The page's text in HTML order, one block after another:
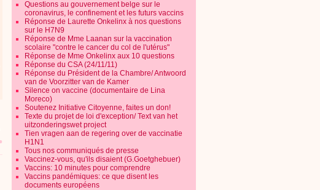
Questions au gouvernement belge sur le
coronavirus, le confinement et les futurs vaccins
Réponse de Laurette Onkelinx à nos questions
sur le H7N9
Réponse de Mme Laanan sur la vaccination
scolaire "contre le cancer du col de l'utérus"
Réponse de Mme Onkelinx aux 10 questions
Réponse du CSA (24/11/11)
Réponse du Président de la Chambre/ Antwoord
van de Voorzitter van de Kamer
Silence on vaccine (documentaire de Lina
Moreco)
Soutenez Initiative Citoyenne, faites un don!
Texte du projet de loi d'exception/ Text van het
uitzonderingswet project
Tien vragen aan de regering over de vaccinatie
H1N1
Tous nos communiqués de presse
Vaccinez-vous, qu'ils disaient (G.Goetghebuer)
Vaccins: 10 minutes pour comprendre
Vaccins pandémiques: ce que disent les
documents européens